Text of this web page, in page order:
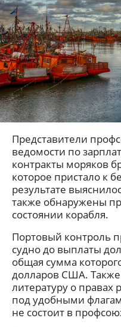
Представители
ведомости по
контракты моряков
которое пристало к
результате
также обнаружены
состоянии корабля.
Портовый контроль
судно до выплаты
общая сумма
долларов США.
литературу о правах
под удобными
не состоит в